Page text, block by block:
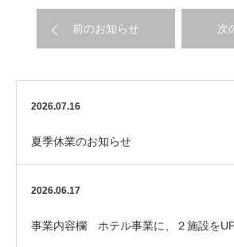
前のお知らせ 次
2026.07.16
夏季休業のお知らせ
2026.06.17
事業内容欄 ホテル事業に、２施設をUP